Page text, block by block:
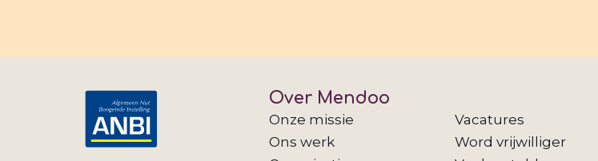
Over Mendoo
Onze missie
Ons werk
Vacatures
Word vrijwilliger